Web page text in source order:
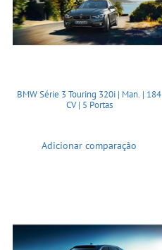
BMW Série 3 Touring 320i | Man. | 184
CV | 5 Portas
Adicionar comparação